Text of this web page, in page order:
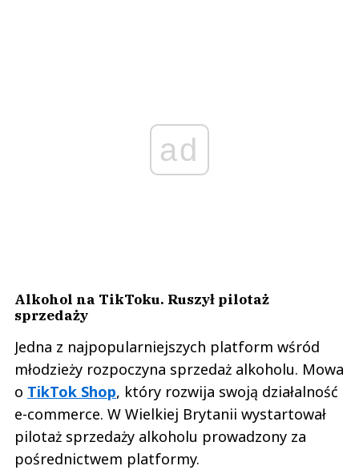
ad
Alkohol na TikToku. Ruszył pilotaż
sprzedaży
Jedna z najpopularniejszych platform wśród
młodzieży rozpoczyna sprzedaż alkoholu. Mowa
o TikTok Shop, który rozwija swoją działalność
e-commerce. W Wielkiej Brytanii wystartował
pilotaż sprzedaży alkoholu prowadzony za
pośrednictwem platformy.